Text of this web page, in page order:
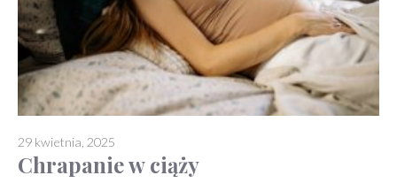
Chrapanie w ciąży
29 kwietnia, 2025